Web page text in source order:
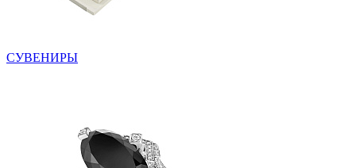
СУВЕНИРЫ